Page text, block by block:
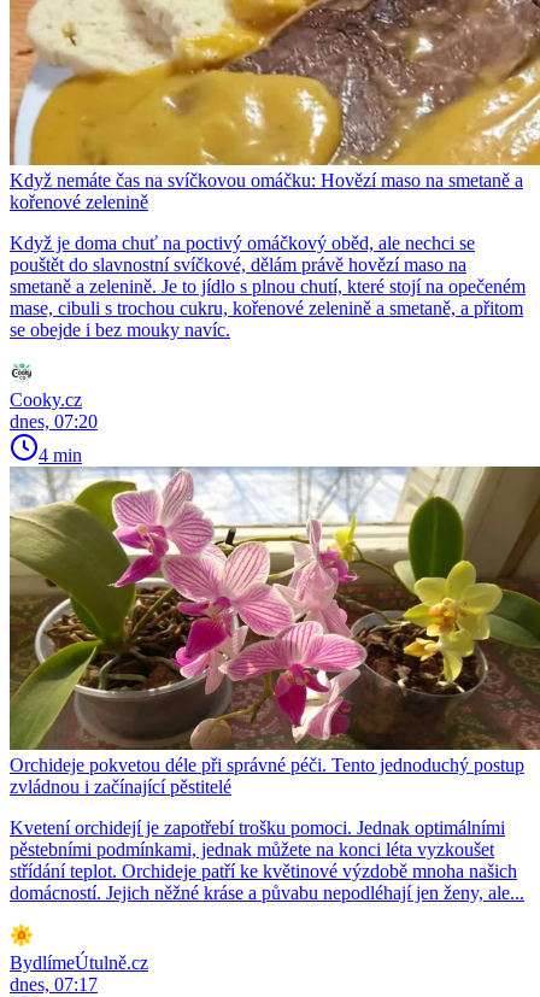
Když nemáte čas na svíčkovou omáčku: Hovězí maso na smetaně a
kořenové zelenině
Když je doma chuť na poctivý omáčkový oběd, ale nechci se
pouštět do slavnostní svíčkové, dělám právě hovězí maso na
smetaně a zelenině. Je to jídlo s plnou chutí, které stojí na opečeném
mase, cibuli s trochou cukru, kořenové zelenině a smetaně, a přitom
se obejde i bez mouky navíc.
Cooky.cz
dnes, 07:20
4 min
Orchideje pokvetou déle při správné péči. Tento jednoduchý postup
zvládnou i začínající pěstitelé
Kvetení orchidejí je zapotřebí trošku pomoci. Jednak optimálními
pěstebními podmínkami, jednak můžete na konci léta vyzkoušet
střídání teplot. Orchideje patří ke květinové výzdobě mnoha našich
domácností. Jejich něžné kráse a půvabu nepodléhají jen ženy, ale...
BydlímeÚtulně.cz
dnes, 07:17